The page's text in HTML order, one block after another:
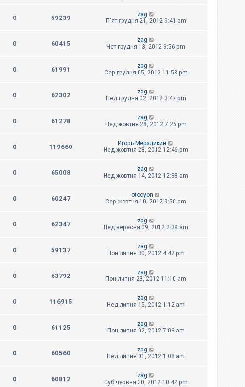
0 59239
zag
П'ят грудня 21, 2012 9:41 am
0 60415
zag
Чет грудня 13, 2012 9:56 pm
0 61991
zag
Сер грудня 05, 2012 11:53 pm
0 62302
zag
Нед грудня 02, 2012 3:47 pm
0 61278
zag
Нед жовтня 28, 2012 7:25 pm
0 119660
Игорь Мерзликин
Нед жовтня 28, 2012 12:46 pm
0 65008
zag
Нед жовтня 14, 2012 12:33 am
0 60247
otocyon
Сер жовтня 10, 2012 9:50 am
0 62347
zag
Нед вересня 09, 2012 2:39 am
0 59137
zag
Пон липня 30, 2012 4:42 pm
0 63792
zag
Пон липня 23, 2012 11:10 am
0 116915
zag
Нед липня 15, 2012 1:12 am
0 61125
zag
Пон липня 02, 2012 7:03 am
0 60560
zag
Нед липня 01, 2012 1:08 am
0 60812
zag
Суб червня 30, 2012 10:42 pm